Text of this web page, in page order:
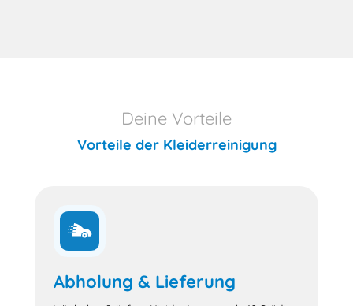
Deine Vorteile
Vorteile der Kleiderreinigung
Abholung & Lieferung